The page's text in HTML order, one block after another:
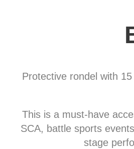
Protective rondel with
This is a must-have
SCA, battle sports
stage